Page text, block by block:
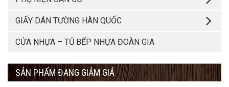
GIẤY DÁN TƯỜNG HÀN QUỐC
CỬA NHỰA – TỦ BẾP NHỰA ĐOÀN GIA
SẢN PHẨM ĐANG GIẢM GIÁ